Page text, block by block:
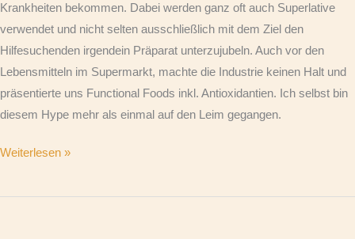
Krankheiten bekommen. Dabei werden ganz oft auch Superlative
verwendet und nicht selten ausschließlich mit dem Ziel den
Hilfesuchenden irgendein Präparat unterzujubeln. Auch vor den
Lebensmitteln im Supermarkt, machte die Industrie keinen Halt und
präsentierte uns Functional Foods inkl. Antioxidantien. Ich selbst bin
diesem Hype mehr als einmal auf den Leim gegangen.
Weiterlesen »